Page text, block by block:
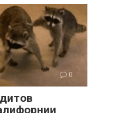
0